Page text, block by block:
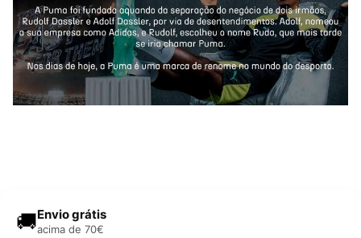
🚚Envio grátis
acima de 70€